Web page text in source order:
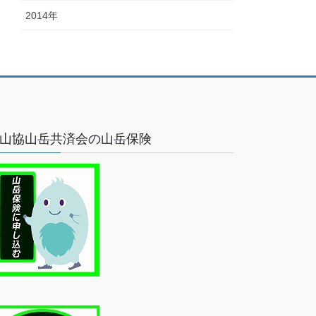
2014年
協山岳共済会の山岳保険